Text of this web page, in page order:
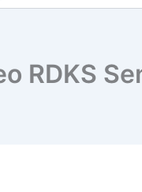
RDKS